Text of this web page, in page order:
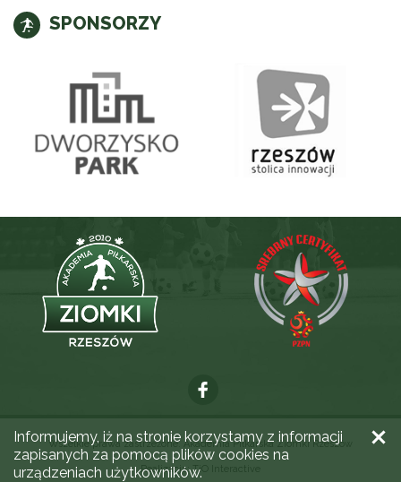
SPONSORZY
Wszelkie prawa zastrzeżone. Akademia Piłkarska Ziomki Rzeszów
Realizacja:TiO Interactive
Informujemy, iż na stronie korzystamy z informacji
zapisanych za pomocą plików cookies na
urządzeniach użytkowników.